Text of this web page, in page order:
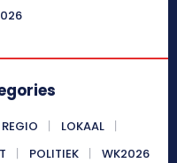
REGIO
LOKAAL
POLITIEK
WK2026